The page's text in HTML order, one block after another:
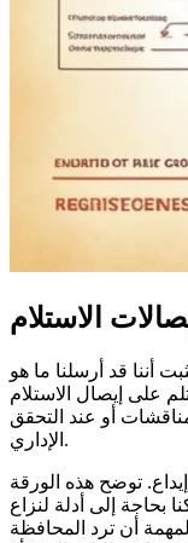
الاستلام
أننا قد أرسلنا ما هو
على إيصال الاستلام
أو عند التحقق
الإداري.
توضح هذه الورقة
بحاجة إلى أدلة لنزاع
أن ترد المحافظة